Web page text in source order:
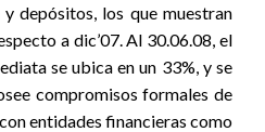
depósitos, los que muestran
a dic’07. Al 30.06.08, el
se ubica en un 33%, y se
compromisos formales de
entidades financieras como